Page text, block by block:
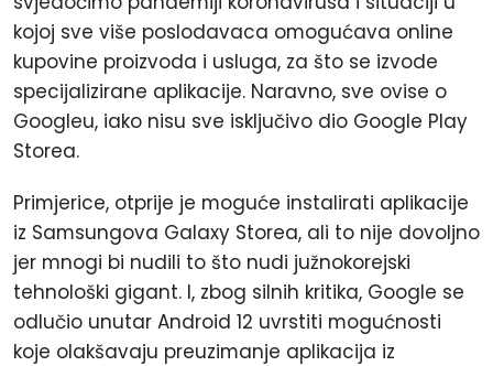
kojoj sve više poslodavaca omogućava online
kupovine proizvoda i usluga, za što se izvode
specijalizirane aplikacije. Naravno, sve ovise o
Googleu, iako nisu sve isključivo dio Google Play
Storea.
Primjerice, otprije je moguće instalirati aplikacije
iz Samsungova Galaxy Storea, ali to nije dovoljno
jer mnogi bi nudili to što nudi južnokorejski
tehnološki gigant. I, zbog silnih kritika, Google se
odlučio unutar Android 12 uvrstiti mogućnosti
koje olakšavaju preuzimanje aplikacija iz